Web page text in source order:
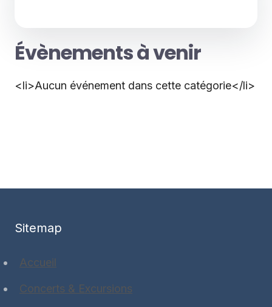
Évènements à venir
<li>Aucun événement dans cette catégorie</li>
Sitemap
Accueil
Concerts & Excursions